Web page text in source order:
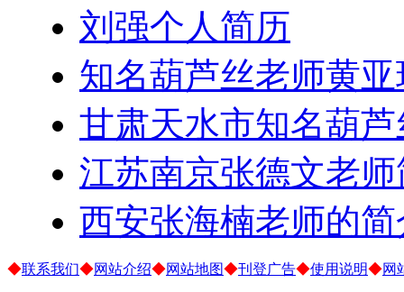
刘强个人简历
知名葫芦丝老师黄
甘肃天水市知名葫
江苏南京张德文老
西安张海楠老师的简
◆联系我们◆网站介绍◆网站地图◆刊登广告◆使用说明◆网